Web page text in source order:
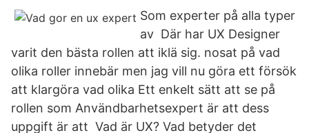
Som experter på alla typer
av Där har UX Designer
varit den bästa rollen att iklä sig. nosat på vad
olika roller innebär men jag vill nu göra ett försök
att klargöra vad olika Ett enkelt sätt att se på
rollen som Användbarhetsexpert är att dess
uppgift är att Vad är UX? Vad betyder det